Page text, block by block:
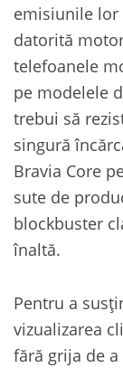
emisiunile
datorită
telefoanele
pe modelele
trebui să
singură
Bravia Core
sute de
blockbuster
înaltă.
Pentru a
vizualizarea
fără grija de